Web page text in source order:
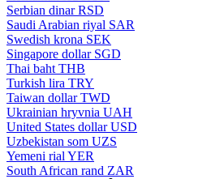
Serbian dinar RSD
Saudi Arabian riyal SAR
Swedish krona SEK
Singapore dollar SGD
Thai baht THB
Turkish lira TRY
Taiwan dollar TWD
Ukrainian hryvnia UAH
United States dollar USD
Uzbekistan som UZS
Yemeni rial YER
South African rand ZAR